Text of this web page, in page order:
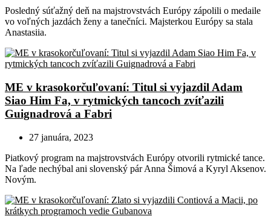
Posledný súťažný deň na majstrovstvách Európy zápolili o medaile
vo voľných jazdách ženy a tanečníci. Majsterkou Európy sa stala
Anastasiia.
ME v krasokorčuľovaní: Titul si vyjazdil Adam
Siao Him Fa, v rytmických tancoch zvíťazili
Guignadrová a Fabri
27 januára, 2023
Piatkový program na majstrovstvách Európy otvorili rytmické tance.
Na ľade nechýbal ani slovenský pár Anna Šimová a Kyryl Aksenov.
Novým.